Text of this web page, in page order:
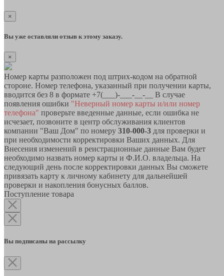
×
Вы уже оставляли отзыв к этому заказу.
×
Номер карты разположен под штрих-кодом на обратной
стороне. Номер телефона, указанный при получении карты,
вводится без 8 в формате +7(___)-___-__-__ В случае
появления ошибки "Неверный номер карты и/или номер
телефона" проверьте введенные данные, если ошибка не
исчезает, позвоните в центр обслуживания клиентов
компании "Ваш Дом" по номеру 310-000-3 для проверки и
при необходимости корректировки Ваших данных. Для
Внесения изменений в реистрационные данные Вам будет
необходимо назвать номер карты и Ф.И.О. владельца. На
следующий день после корректировки данных Вы сможете
привязать карту к личному кабинету для дальнейшей
проверки и накопления бонусных баллов.
Поступление товара
Вы подписаны на рассылку